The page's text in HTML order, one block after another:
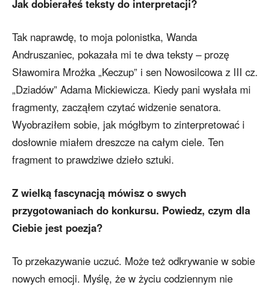
Jak dobierałeś teksty do interpretacji?
Tak naprawdę, to moja polonistka, Wanda
Andruszaniec, pokazała mi te dwa teksty – prozę
Sławomira Mrożka „Keczup” i sen Nowosilcowa z III cz.
„Dziadów” Adama Mickiewicza. Kiedy pani wysłała mi
fragmenty, zacząłem czytać widzenie senatora.
Wyobraziłem sobie, jak mógłbym to zinterpretować i
dosłownie miałem dreszcze na całym ciele. Ten
fragment to prawdziwe dzieło sztuki.
Z wielką fascynacją mówisz o swych
przygotowaniach do konkursu. Powiedz, czym dla
Ciebie jest poezja?
To przekazywanie uczuć. Może też odkrywanie w sobie
nowych emocji. Myślę, że w życiu codziennym nie